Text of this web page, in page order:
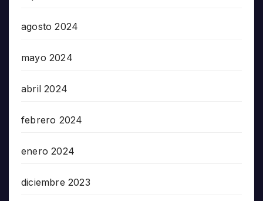
agosto 2024
mayo 2024
abril 2024
febrero 2024
enero 2024
diciembre 2023